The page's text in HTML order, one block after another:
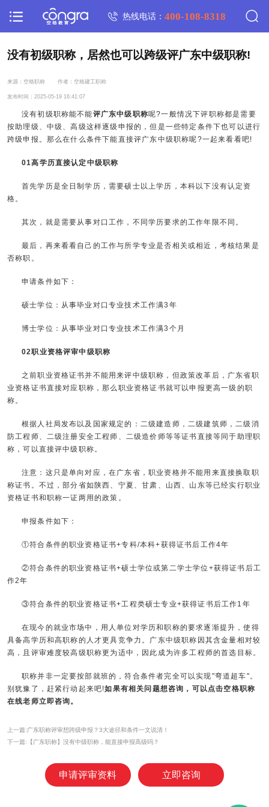
热线电话：400-108-8318
没有初级职称，居然也可以跨级评广东中级职称!
来源：空格职称 作者：空格建工职称
发布时间：2025-05-19 16:41:07
没有初级职称能不能评广东中级职称呢?一般情况下评职称都是需要
按助理级、中级、高级这样逐级申报的，但是一些特定条件下也可以进行
跨级申报。那么在什么条件下能直接评广东中级职称呢?一起来看看吧!
01高学历直接认定中级职称
首先学历是全日制学历，需要硕士以上学历，本科以下没有认定资
格。
其次，就是需要从事对口工作，不同学历要求的工作年限不同。
最后，再来看看自己的工作与所学专业是否相关或相近，考核结果是
否称职。
申请条件如下：
硕士学位：从事毕业对口专业技术工作满3年
博士学位：从事毕业对口专业技术工作满3个月
02职业资格评审中级职称
之前职业资格证书并不能用来评中级职称，但政策改革后，广东省职
业资格证书直接对应职称，那么职业资格证书就可以申报更高一级的职
称。
根据人社局发布以及国家规定的：二级建造师，二级建筑师，二级消
防工程师、二级注册安全工程师、二级造价师等等证书直接等同于助理职
称，可以直接评中级职称。
注意：这只是单向对应，在广东省，职业资格并不能用来直接换取职
称证书。不过，部分省如陕西、宁夏、甘肃、山西、山东等已经实行职业
资格证书和职称一证两用的政策。
申报条件如下：
①符合条件的职业资格证书+专科/本科+获得证书后工作4年
②符合条件的职业资格证书+硕士学位或第二学士学位+获得证书后工
作2年
③符合条件的职业资格证书+工程类硕士专业+获得证书后工作1年
在现今的就业市场中，用人单位对学历和职称的要求逐渐提升，使得
具备高学历和高职称的人才更具竞争力。广东中级职称因其含金量相对较
高，且评审难度较高级职称更为适中，因此成为许多工程师的首选目标。
职称并非一定要按部就班的，符合条件者完全可以实现"弯道超车"。
别犹豫了，赶紧行动起来吧!如果有相关问题想咨询，可以点击空格职称
在线老师立即咨询。
上一篇:广东职称评审想跨级申报？3大途径和条件一文说清！
下一篇:【广东职称】没有中级职称，能直接申报高级吗？
申请评审资料 立即咨询